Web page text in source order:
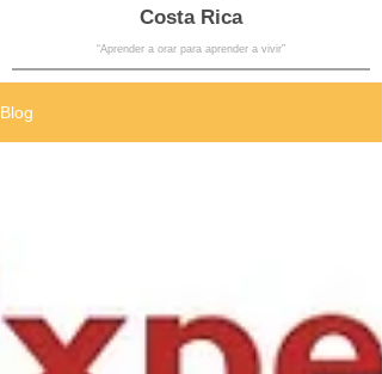
Costa Rica
“Aprender a orar para aprender a vivir”
Blog